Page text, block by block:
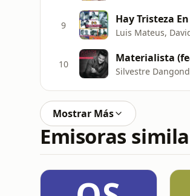
9 Hay Tristeza
Luis Mateus,
10 Materialista
Silvestre Dangond
Mostrar Más
Emisoras